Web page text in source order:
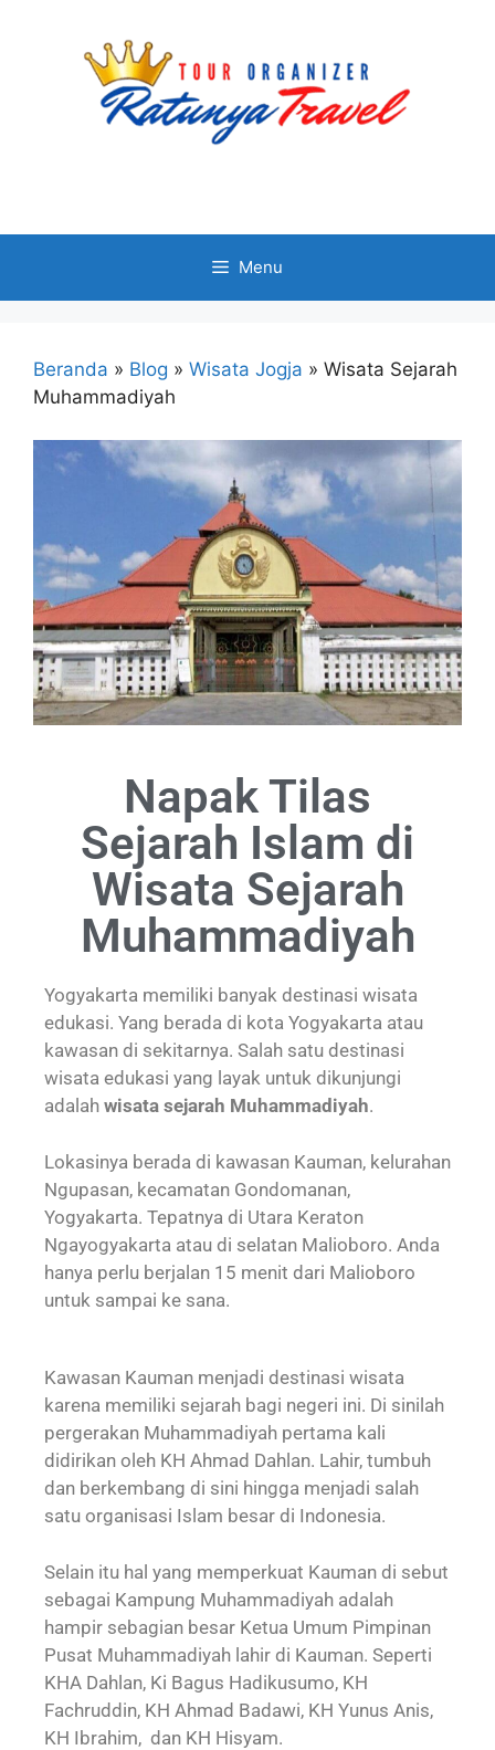
Menu
Beranda » Blog » Wisata Jogja » Wisata Sejarah
Muhammadiyah
Napak Tilas
Sejarah Islam di
Wisata Sejarah
Muhammadiyah
Yogyakarta memiliki banyak destinasi wisata
edukasi. Yang berada di kota Yogyakarta atau
kawasan di sekitarnya. Salah satu destinasi
wisata edukasi yang layak untuk dikunjungi
adalah wisata sejarah Muhammadiyah.
Lokasinya berada di kawasan Kauman, kelurahan
Ngupasan, kecamatan Gondomanan,
Yogyakarta. Tepatnya di Utara Keraton
Ngayogyakarta atau di selatan Malioboro. Anda
hanya perlu berjalan 15 menit dari Malioboro
untuk sampai ke sana.
Kawasan Kauman menjadi destinasi wisata
karena memiliki sejarah bagi negeri ini. Di sinilah
pergerakan Muhammadiyah pertama kali
didirikan oleh KH Ahmad Dahlan. Lahir, tumbuh
dan berkembang di sini hingga menjadi salah
satu organisasi Islam besar di Indonesia.
Selain itu hal yang memperkuat Kauman di sebut
sebagai Kampung Muhammadiyah adalah
hampir sebagian besar Ketua Umum Pimpinan
Pusat Muhammadiyah lahir di Kauman. Seperti
KHA Dahlan, Ki Bagus Hadikusumo, KH
Fachruddin, KH Ahmad Badawi, KH Yunus Anis,
KH Ibrahim, dan KH Hisyam.